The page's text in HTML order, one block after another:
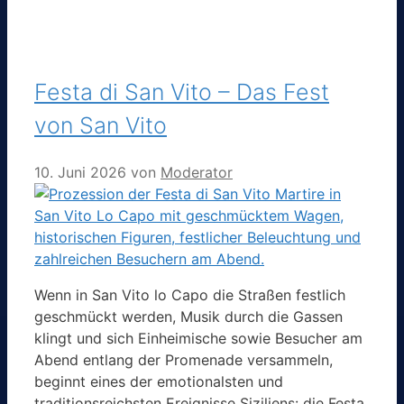
Festa di San Vito – Das Fest
von San Vito
10. Juni 2026 von Moderator
Wenn in San Vito lo Capo die Straßen festlich
geschmückt werden, Musik durch die Gassen
klingt und sich Einheimische sowie Besucher am
Abend entlang der Promenade versammeln,
beginnt eines der emotionalsten und